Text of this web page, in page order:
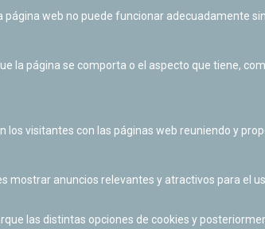
web no puede funcionar adecuadamente
la página se comporta o el aspecto que tiene,
visitantes con las páginas web reuniendo y
anuncios relevantes y atractivos para el
las distintas opciones de cookies y